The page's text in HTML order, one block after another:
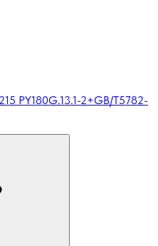
PY180G.13.1-2+GB/T5782-